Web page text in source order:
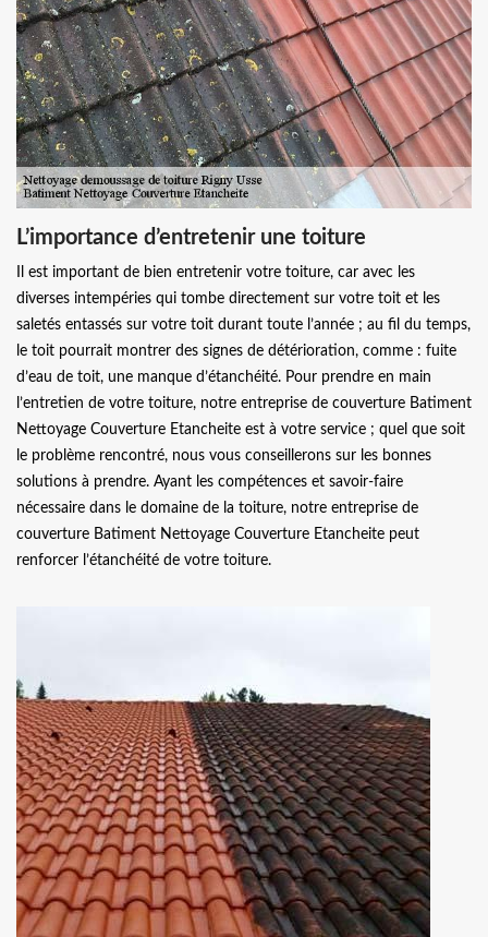
L’importance d’entretenir une toiture
Il est important de bien entretenir votre toiture, car avec les
diverses intempéries qui tombe directement sur votre toit et les
saletés entassés sur votre toit durant toute l’année ; au fil du temps,
le toit pourrait montrer des signes de détérioration, comme : fuite
d’eau de toit, une manque d’étanchéité. Pour prendre en main
l’entretien de votre toiture, notre entreprise de couverture Batiment
Nettoyage Couverture Etancheite est à votre service ; quel que soit
le problème rencontré, nous vous conseillerons sur les bonnes
solutions à prendre. Ayant les compétences et savoir-faire
nécessaire dans le domaine de la toiture, notre entreprise de
couverture Batiment Nettoyage Couverture Etancheite peut
renforcer l’étanchéité de votre toiture.